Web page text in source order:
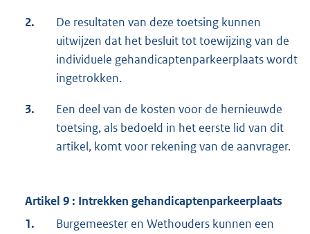
2.
De resultaten van deze toetsing kunnen
uitwijzen dat het besluit tot toewijzing van de
individuele gehandicaptenparkeerplaats wordt
ingetrokken.
3.
Een deel van de kosten voor de hernieuwde
toetsing, als bedoeld in het eerste lid van dit
artikel, komt voor rekening van de aanvrager.
Artikel 9 : Intrekken gehandicaptenparkeerplaats
1.
Burgemeester en Wethouders kunnen een